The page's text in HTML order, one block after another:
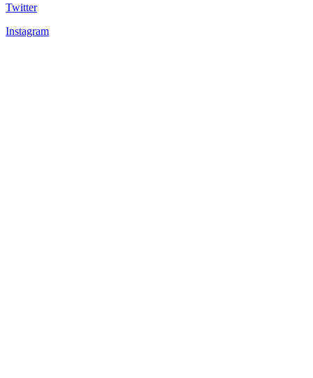
Twitter
Instagram